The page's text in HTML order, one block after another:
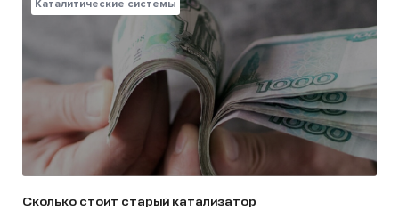
Каталитические системы
Сколько стоит старый катализатор